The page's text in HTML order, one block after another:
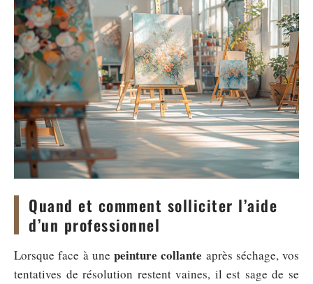
Quand et comment solliciter l’aide
d’un professionnel
Lorsque face à une peinture collante après séchage, vos
tentatives de résolution restent vaines, il est sage de se